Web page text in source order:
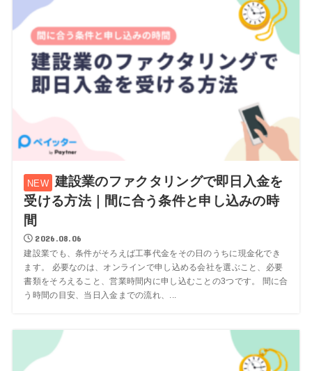
建設業のファクタリングで即日入金を
受ける方法｜間に合う条件と申し込みの時
間
2026.08.06
建設業でも、条件がそろえば工事代金をその日のうちに現金化でき
ます。 必要なのは、オンラインで申し込める会社を選ぶこと、必要
書類をそろえること、営業時間内に申し込むことの3つです。 間に合
う時間の目安、当日入金までの流れ、...